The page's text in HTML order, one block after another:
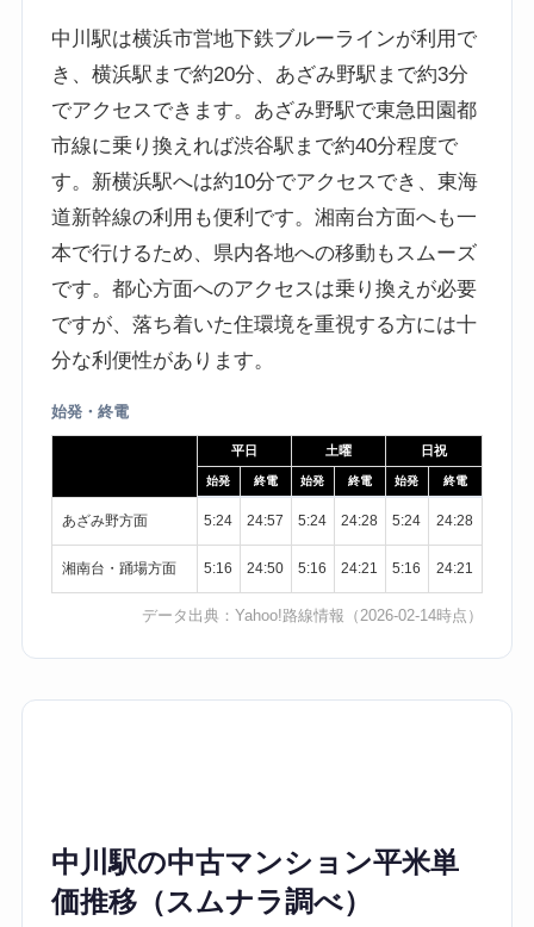
中川駅は横浜市営地下鉄ブルーラインが利用で
き、横浜駅まで約20分、あざみ野駅まで約3分
でアクセスできます。あざみ野駅で東急田園都
市線に乗り換えれば渋谷駅まで約40分程度で
す。新横浜駅へは約10分でアクセスでき、東海
道新幹線の利用も便利です。湘南台方面へも一
本で行けるため、県内各地への移動もスムーズ
です。都心方面へのアクセスは乗り換えが必要
ですが、落ち着いた住環境を重視する方には十
分な利便性があります。
始発・終電
平日 土曜 日祝
始発 終電 始発 終電 始発 終電
あざみ野方面 5:24 24:57 5:24 24:28 5:24 24:28
湘南台・踊場方面 5:16 24:50 5:16 24:21 5:16 24:21
データ出典：Yahoo!路線情報 （2026-02-14時点）
中川駅の中古マンション平米単
価推移（スムナラ調べ）